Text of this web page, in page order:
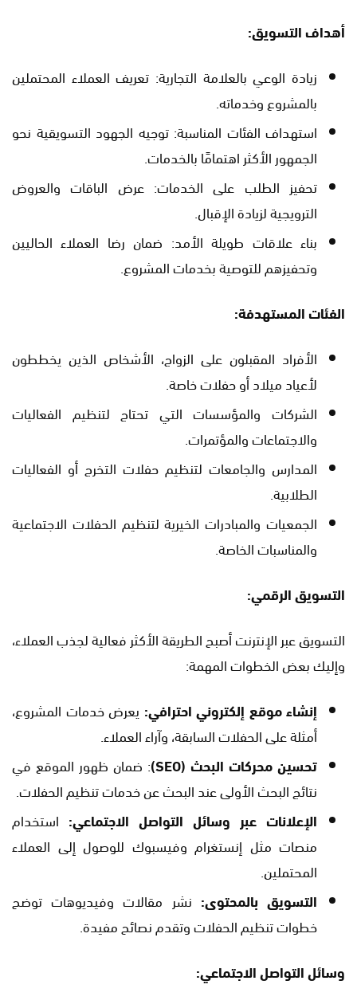
أهداف التسويق:
زيادة الوعي بالعلامة التجارية: تعريف العملاء المحتملين
بالمشروع وخدماته.
استهداف الفئات المناسبة: توجيه الجهود التسويقية نحو
الجمهور الأكثر اهتمامًا بالخدمات.
تحفيز الطلب على الخدمات: عرض الباقات والعروض
الترويجية لزيادة الإقبال.
بناء علاقات طويلة الأمد: ضمان رضا العملاء الحاليين
وتحفيزهم للتوصية بخدمات المشروع.
الفئات المستهدفة:
الأفراد المقبلون على الزواج، الأشخاص الذين يخططون
لأعياد ميلاد أو حفلات خاصة.
الشركات والمؤسسات التي تحتاج لتنظيم الفعاليات
والاجتماعات والمؤتمرات.
المدارس والجامعات لتنظيم حفلات التخرج أو الفعاليات
الطلابية.
الجمعيات والمبادرات الخيرية لتنظيم الحفلات الاجتماعية
والمناسبات الخاصة.
التسويق الرقمي:
التسويق عبر الإنترنت أصبح الطريقة الأكثر فعالية لجذب العملاء،
وإليك بعض الخطوات المهمة:
إنشاء موقع إلكتروني احترافي: يعرض خدمات المشروع،
أمثلة على الحفلات السابقة، وآراء العملاء.
تحسين محركات البحث (SEO)
: ضمان ظهور الموقع في
نتائج البحث الأولى عند البحث عن خدمات تنظيم الحفلات.
الإعلانات عبر وسائل التواصل الاجتماعي: استخدام
منصات مثل إنستغرام وفيسبوك للوصول إلى العملاء
المحتملين.
التسويق بالمحتوى: نشر مقالات وفيديوهات توضح
خطوات تنظيم الحفلات وتقدم نصائح مفيدة.
وسائل التواصل الاجتماعي: